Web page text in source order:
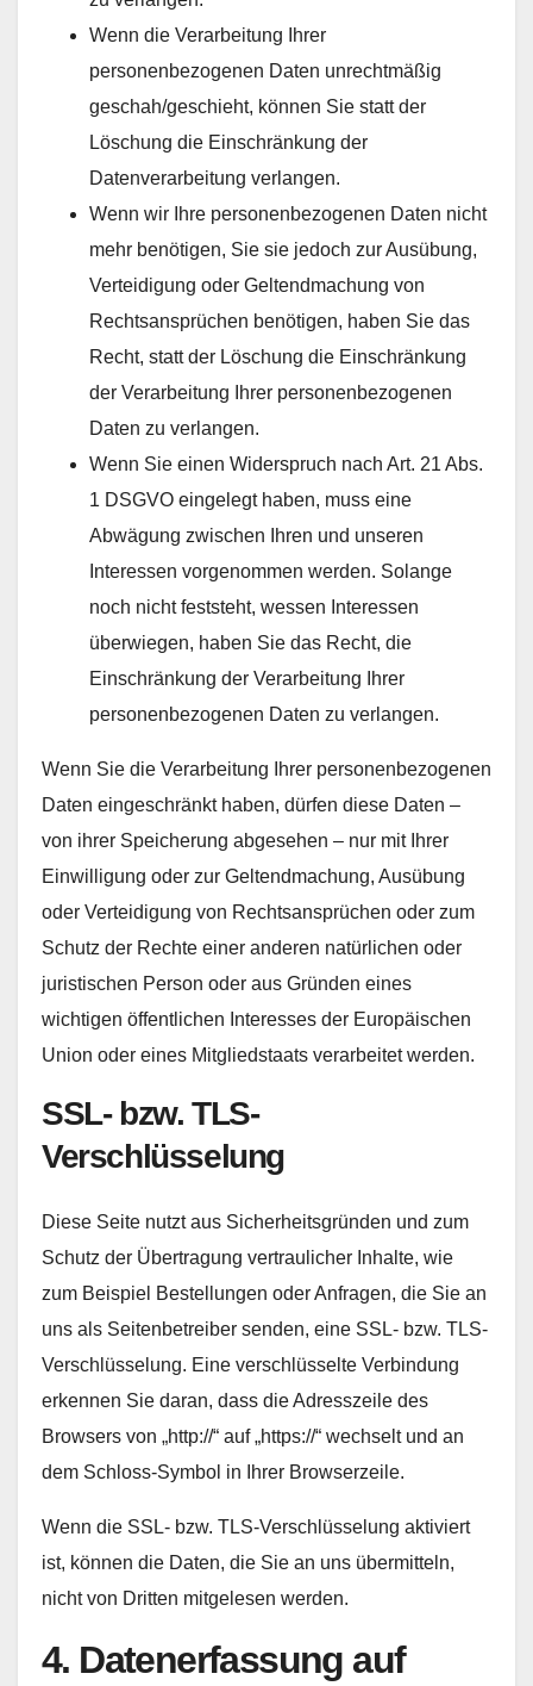
Wenn die Verarbeitung Ihrer
personenbezogenen Daten unrechtmäßig
geschah/geschieht, können Sie statt der
Löschung die Einschränkung der
Datenverarbeitung verlangen.
Wenn wir Ihre personenbezogenen Daten nicht
mehr benötigen, Sie sie jedoch zur Ausübung,
Verteidigung oder Geltendmachung von
Rechtsansprüchen benötigen, haben Sie das
Recht, statt der Löschung die Einschränkung
der Verarbeitung Ihrer personenbezogenen
Daten zu verlangen.
Wenn Sie einen Widerspruch nach Art. 21 Abs.
1 DSGVO eingelegt haben, muss eine
Abwägung zwischen Ihren und unseren
Interessen vorgenommen werden. Solange
noch nicht feststeht, wessen Interessen
überwiegen, haben Sie das Recht, die
Einschränkung der Verarbeitung Ihrer
personenbezogenen Daten zu verlangen.
Wenn Sie die Verarbeitung Ihrer personenbezogenen
Daten eingeschränkt haben, dürfen diese Daten –
von ihrer Speicherung abgesehen – nur mit Ihrer
Einwilligung oder zur Geltendmachung, Ausübung
oder Verteidigung von Rechtsansprüchen oder zum
Schutz der Rechte einer anderen natürlichen oder
juristischen Person oder aus Gründen eines
wichtigen öffentlichen Interesses der Europäischen
Union oder eines Mitgliedstaats verarbeitet werden.
SSL- bzw. TLS-
Verschlüsselung
Diese Seite nutzt aus Sicherheitsgründen und zum
Schutz der Übertragung vertraulicher Inhalte, wie
zum Beispiel Bestellungen oder Anfragen, die Sie an
uns als Seitenbetreiber senden, eine SSL- bzw. TLS-
Verschlüsselung. Eine verschlüsselte Verbindung
erkennen Sie daran, dass die Adresszeile des
Browsers von „http://“ auf „https://“ wechselt und an
dem Schloss-Symbol in Ihrer Browserzeile.
Wenn die SSL- bzw. TLS-Verschlüsselung aktiviert
ist, können die Daten, die Sie an uns übermitteln,
nicht von Dritten mitgelesen werden.
4. Datenerfassung auf